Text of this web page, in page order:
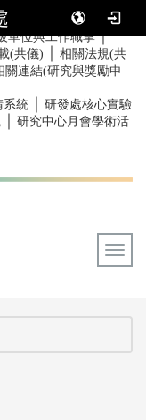
單位與工作職掌｜
(共儀)
相關法規(共
關連結(研究與獎勵申
系統
研發處核心實驗
研究中心月會學術活